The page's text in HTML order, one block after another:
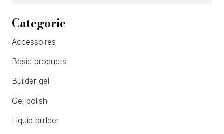
Categorie
Accessoires
Basic products
Builder gel
Gel polish
Liquid builder